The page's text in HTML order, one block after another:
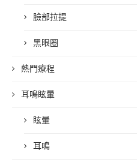
臉部拉提
黑眼圈
熱門療程
耳鳴眩暈
眩暈
耳鳴